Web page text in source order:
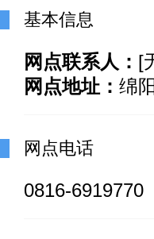
基本信息
网点联系人： [
网点地址： 绵
网点电话
0816-6919770